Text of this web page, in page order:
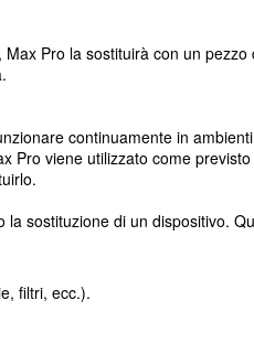
Pro la sostituirà con un pezzo
continuamente in ambienti
Pro viene utilizzato come
sostituzione di un dispositivo.
filtri, ecc.).